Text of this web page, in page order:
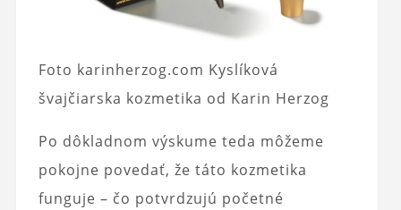
Foto karinherzog.com Kyslíková
švajčiarska kozmetika od Karin Herzog
Po dôkladnom výskume teda môžeme
pokojne povedať, že táto kozmetika
funguje – čo potvrdzujú početné